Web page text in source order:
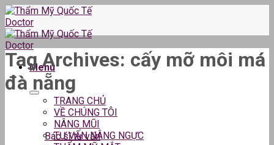
Skip
to
content
Menu
TRANG CHỦ
VỀ CHÚNG TÔI
NÂNG MŨI
TƯ VẤN NÂNG NGỰC
Tag Archives: cấy mỡ môi má
đà nẵng
Bác sĩ tư vấn